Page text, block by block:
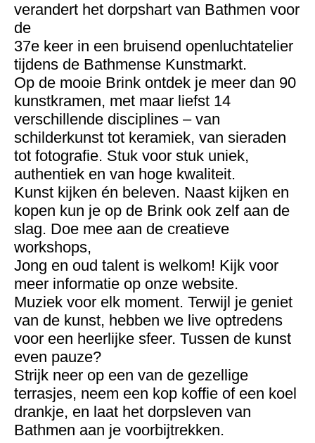
verandert het dorpshart van Bathmen voor
de
37e keer in een bruisend openluchtatelier
tijdens de Bathmense Kunstmarkt.
Op de mooie Brink ontdek je meer dan 90
kunstkramen, met maar liefst 14
verschillende disciplines – van
schilderkunst tot keramiek, van sieraden
tot fotografie. Stuk voor stuk uniek,
authentiek en van hoge kwaliteit.
Kunst kijken én beleven. Naast kijken en
kopen kun je op de Brink ook zelf aan de
slag. Doe mee aan de creatieve
workshops,
Jong en oud talent is welkom! Kijk voor
meer informatie op onze website.
Muziek voor elk moment. Terwijl je geniet
van de kunst, hebben we live optredens
voor een heerlijke sfeer. Tussen de kunst
even pauze?
Strijk neer op een van de gezellige
terrasjes, neem een kop koffie of een koel
drankje, en laat het dorpsleven van
Bathmen aan je voorbijtrekken.